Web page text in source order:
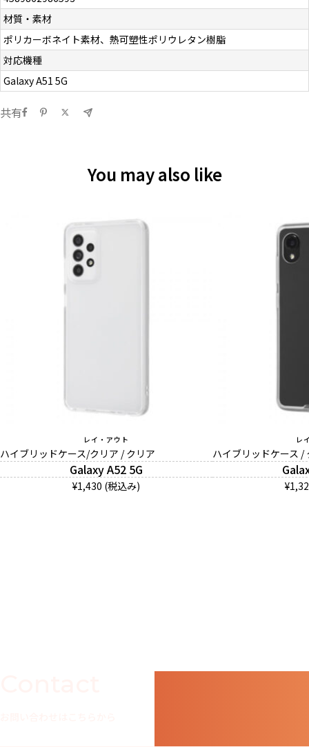
材質・素材
ポリカーボネイト素材、熱可塑性ポリウレタン樹脂
対応機種
Galaxy A51 5G
共有
You may also like
レイ・アウト
ハイブリッドケース/クリア / クリア
Galaxy A52 5G
¥1,430 (税込み)
レ
ハイブリッドケース /